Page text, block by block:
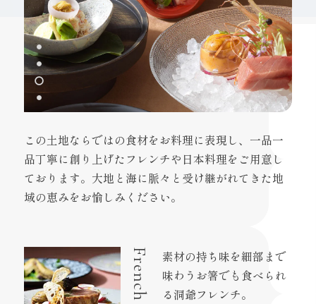
この土地ならではの食材をお料理に表現し、一品一
品丁寧に創り上げたフレンチや日本料理をご用意し
ております。大地と海に脈々と受け継がれてきた地
域の恵みをお愉しみください。
French
素材の持ち味を細部まで
味わうお箸でも食べられ
る洞爺フレンチ。